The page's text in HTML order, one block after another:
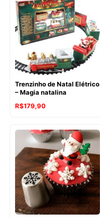
Trenzinho de Natal Elétrico
– Magia natalina
R$179,90